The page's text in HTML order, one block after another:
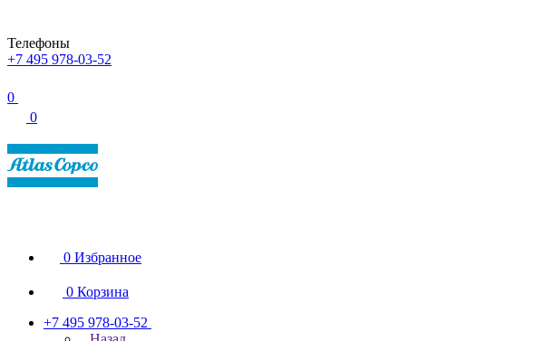
Телефоны
+7 495 978-03-52
0
0
0 Избранное
0 Корзина
+7 495 978-03-52